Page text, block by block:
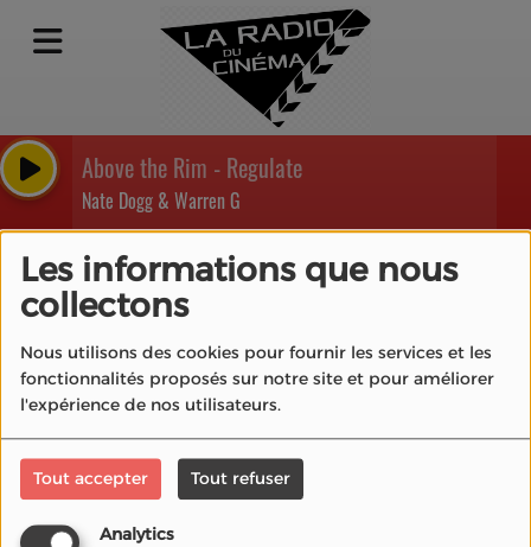
Les informations que nous
collectons
Nous utilisons des cookies pour fournir les services et les
fonctionnalités proposés sur notre site et pour améliorer
l'expérience de nos utilisateurs.
Tout accepter Tout refuser
Analytics
Above the Rim - Regulate
Nate Dogg & Warren G
Se connecter
Créer un compte
Email
(L’email est obligatoire )
Mot de passe